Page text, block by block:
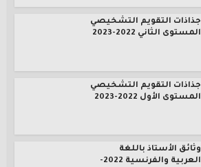
جذاذات التقويم التشخيصي
المستوى الثاني 2022-2023
جذاذات التقويم التشخيصي
المستوى الأول 2022-2023
وثائق الأستاذ باللغة
العربية والفرنسية 2022-